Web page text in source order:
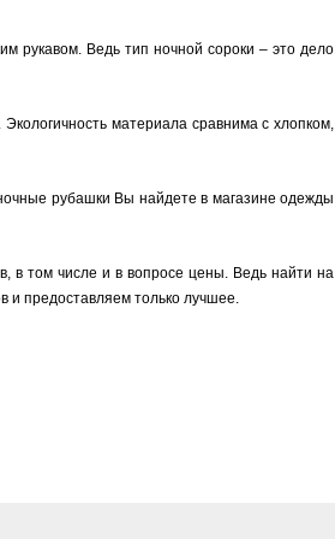
рукавом. Ведь тип ночной сороки – это дело
материала сравнима с хлопком,
рубашки Вы найдете в магазине одежды
в том числе и в вопросе цены. Ведь найти на
и предоставляем только лучшее.